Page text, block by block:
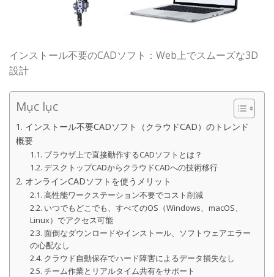
インストール不要のCADソフト：Web上でスムーズな3D
設計
Mục lục
1. インストール不要CADソフト（クラウドCAD）のトレンド
概要
1.1. ブラウザ上で直接動作するCADソフトとは？
1.2. デスクトップCADからクラウドCADへの技術移行
2. オンラインCADソフトを使うメリット
2.1. 高性能ワークステーション不要でコスト削減
2.2. いつでもどこでも、すべてのOS（Windows、macOS、
Linux）でアクセス可能
2.3. 面倒なダウンロードやインストール、ソフトウェアエラー
の心配なし
2.4. クラウド自動保存でハード障害によるデータ損失なし
2.5. チーム作業とリアルタイム共有をサポート